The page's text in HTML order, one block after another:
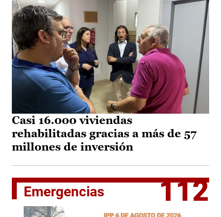
Casi 16.000 viviendas
rehabilitadas gracias a más de 57
millones de inversión
Emergencias 112